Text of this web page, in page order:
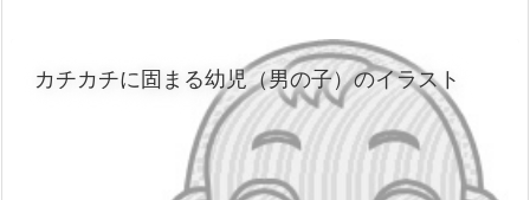
カチカチに固まる幼児（男の子）のイラスト